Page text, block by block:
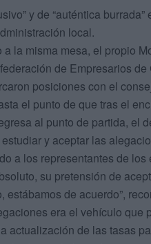
y de “auténtica
local.
a la misma mesa, el propio
de Empresarios
posiciones con el
el punto de que tras el
al punto de partida, el
y aceptar las
a los representantes de
su pretensión de
estábamos de acuerdo”,
era el vehículo que
actualización de las tasas